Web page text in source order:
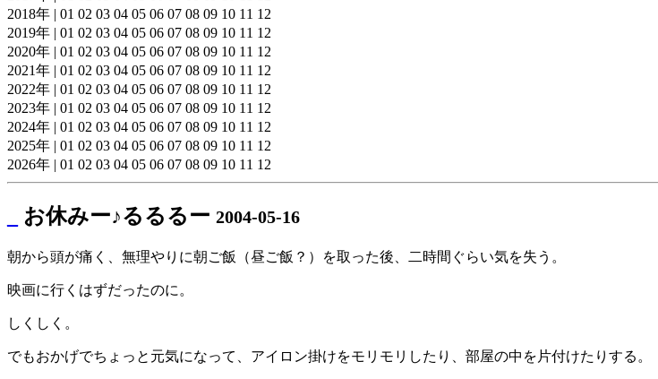
2018年 | 01 02 03 04 05 06 07 08 09 10 11 12
2019年 | 01 02 03 04 05 06 07 08 09 10 11 12
2020年 | 01 02 03 04 05 06 07 08 09 10 11 12
2021年 | 01 02 03 04 05 06 07 08 09 10 11 12
2022年 | 01 02 03 04 05 06 07 08 09 10 11 12
2023年 | 01 02 03 04 05 06 07 08 09 10 11 12
2024年 | 01 02 03 04 05 06 07 08 09 10 11 12
2025年 | 01 02 03 04 05 06 07 08 09 10 11 12
2026年 | 01 02 03 04 05 06 07 08 09 10 11 12
お休みー♪るるるー 2004-05-16
朝から頭が痛く、無理やりに朝ご飯（昼ご飯？）を取った後、二時間ぐらい気を失う。
映画に行くはずだったのに。
しくしく。
でもおかげでちょっと元気になって、アイロン掛けをモリモリしたり、部屋の中を片付けたりする。